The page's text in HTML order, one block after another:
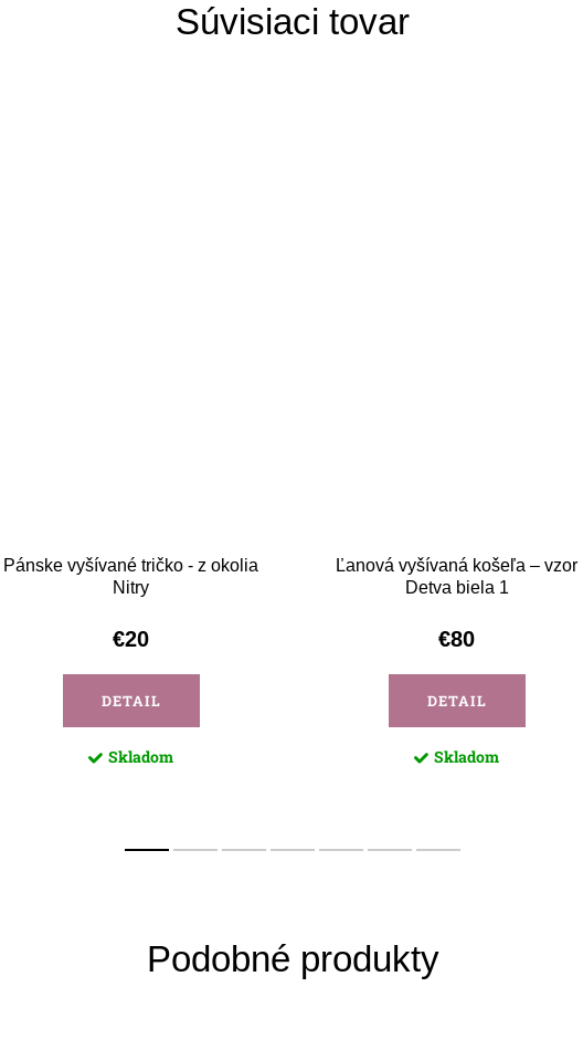
Súvisiaci tovar
Pánske vyšívané tričko - z okolia
Nitry
€20
DETAIL
Skladom
Ľanová vyšívaná košeľa – vzor
Detva biela 1
€80
DETAIL
Skladom